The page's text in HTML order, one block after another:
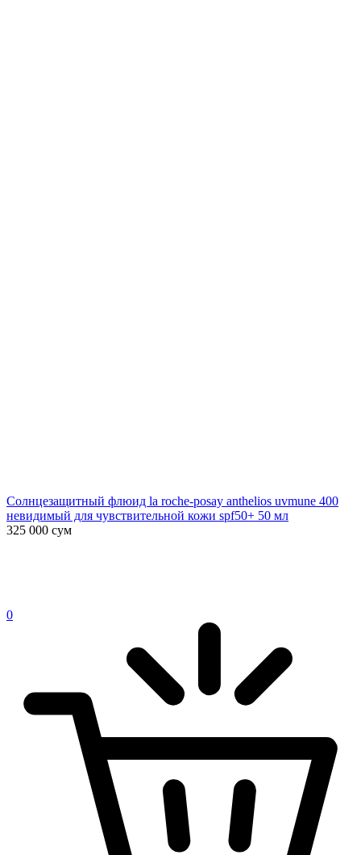
Солнцезащитный флюид la roche-posay anthelios uvmune 400
невидимый для чувствительной кожи spf50+ 50 мл
325 000 сум
0